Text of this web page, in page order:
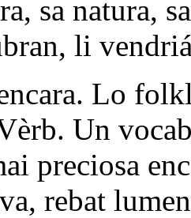
sa natura,
li
Lo
Un
preciosa
rebat